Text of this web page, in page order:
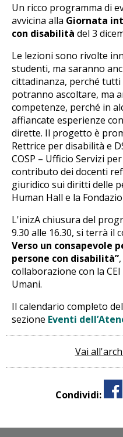
Un ricco programma di
avvicina alla Giornata
con disabilità del 3
Le lezioni sono rivolte
studenti, ma saranno
cittadinanza, perché
potranno ascoltare, ma
competenze, perché in
affiancate esperienze
dirette. Il progetto è
Rettrice per disabilità e
COSP – Ufficio Servizi
contributo dei docenti
giuridico sui diritti delle
Human Hall e la
L'inizA chiusura del
9.30 alle 16.30, si terrà il
Verso un consapevole
persone con disabilità”
collaborazione con la
Umani.
Il calendario completo
sezione Eventi
Vai
Condividi: